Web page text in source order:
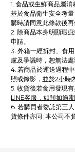
1. 食品或生鮮商品屬
基於食品衛生安全考
購時請同意此條款後再
2. 除商品本身明顯瑕
申請。
3. 外箱一經拆封、食
慮及爭議時，恕無法
4. 若商品於運送過程
照或錄影， 並於2小時
5. 收貨後若食用發現
LINE客服，如預如逾
6. 若購買者委託第三
貨條件亦同; 本公司不